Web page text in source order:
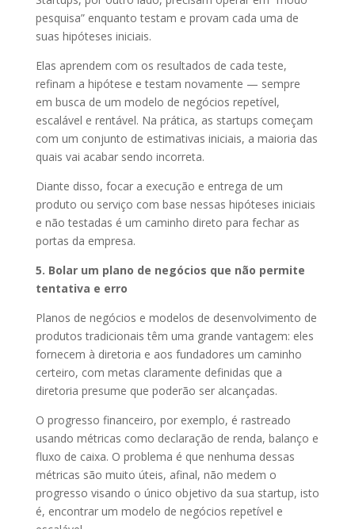
pesquisa” enquanto testam e provam cada uma de
suas hipóteses iniciais.
Elas aprendem com os resultados de cada teste,
refinam a hipótese e testam novamente — sempre
em busca de um modelo de negócios repetível,
escalável e rentável. Na prática, as startups começam
com um conjunto de estimativas iniciais, a maioria das
quais vai acabar sendo incorreta.
Diante disso, focar a execução e entrega de um
produto ou serviço com base nessas hipóteses iniciais
e não testadas é um caminho direto para fechar as
portas da empresa.
5. Bolar um plano de negócios que não permite
tentativa e erro
Planos de negócios e modelos de desenvolvimento de
produtos tradicionais têm uma grande vantagem: eles
fornecem à diretoria e aos fundadores um caminho
certeiro, com metas claramente definidas que a
diretoria presume que poderão ser alcançadas.
O progresso financeiro, por exemplo, é rastreado
usando métricas como declaração de renda, balanço e
fluxo de caixa. O problema é que nenhuma dessas
métricas são muito úteis, afinal, não medem o
progresso visando o único objetivo da sua startup, isto
é, encontrar um modelo de negócios repetível e